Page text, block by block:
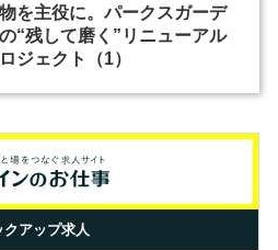
を主役に。パークスガーデ
“残して磨く”リニューアル
ジェクト（1）
クアップ求人